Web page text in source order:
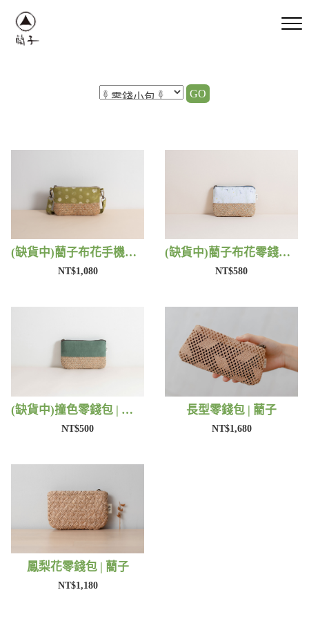
GO
(缺貨中)藺子布花手機包 | 藺子
NT$1,080
(缺貨中)藺子布花零錢包 | 藺子
NT$580
(缺貨中)撞色零錢包 | 藺子
NT$500
長型零錢包 | 藺子
NT$1,680
鳳梨花零錢包 | 藺子
NT$1,180